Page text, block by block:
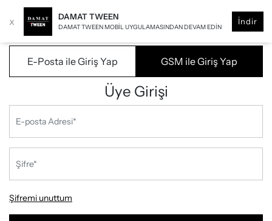
x DAMAT TWEEN
DAMAT TWEEN MOBIL UYGULAMASINDAN DEVAM EDIN
İndir
E-Posta ile Giriş Yap GSM ile Giriş Yap
Üye Girişi
Şifremi unuttum